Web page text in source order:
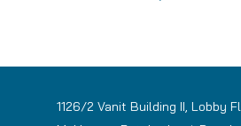
1126/2 Vanit Building II, Lobby